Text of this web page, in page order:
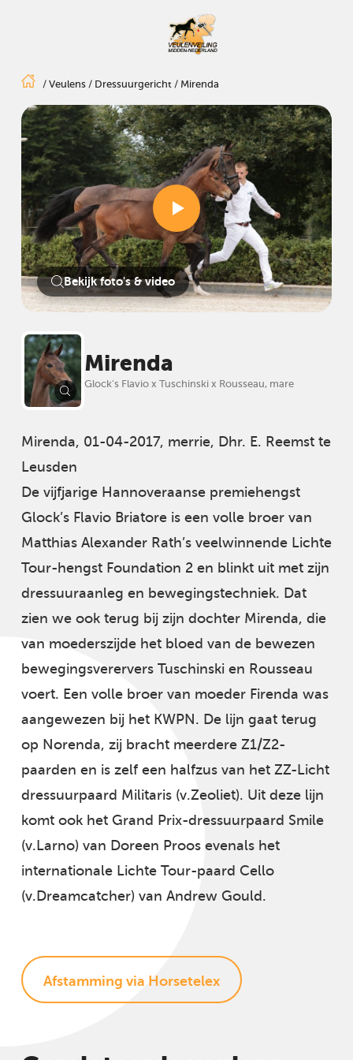
/ Veulens/ Dressuurgericht/ Mirenda
Bekijk foto's & video
Afstamming via Horsetelex
Mirenda
Glock's Flavio x Tuschinski x Rousseau, mare
Mirenda, 01-04-2017, merrie, Dhr. E. Reemst te
Leusden
De vijfjarige Hannoveraanse premiehengst
Glock’s Flavio Briatore is een volle broer van
Matthias Alexander Rath’s veelwinnende Lichte
Tour-hengst Foundation 2 en blinkt uit met zijn
dressuuraanleg en bewegingstechniek. Dat
zien we ook terug bij zijn dochter Mirenda, die
van moederszijde het bloed van de bewezen
bewegingsverervers Tuschinski en Rousseau
voert. Een volle broer van moeder Firenda was
aangewezen bij het KWPN. De lijn gaat terug
op Norenda, zij bracht meerdere Z1/Z2-
paarden en is zelf een halfzus van het ZZ-Licht
dressuurpaard Militaris (v.Zeoliet). Uit deze lijn
komt ook het Grand Prix-dressuurpaard Smile
(v.Larno) van Doreen Proos evenals het
internationale Lichte Tour-paard Cello
(v.Dreamcatcher) van Andrew Gould.